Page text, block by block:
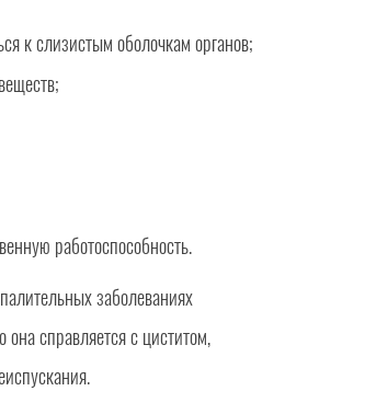
к слизистым оболочкам органов;
работоспособность.
заболеваниях
справляется с циститом,